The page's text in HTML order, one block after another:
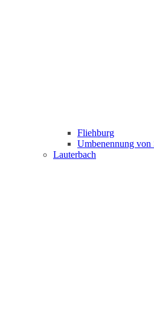
Fliehburg
Umbenennung von
Lauterbach